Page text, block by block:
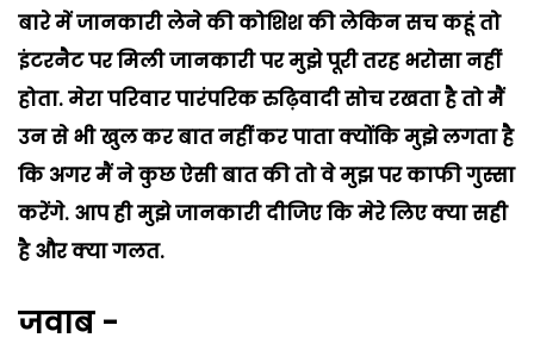
बारे में जानकारी लेने की कोशिश की लेकिन सच कहूं तो
इंटरनैट पर मिली जानकारी पर मुझे पूरी तरह भरोसा नहीं
होता. मेरा परिवार पारंपरिक रुढ़िवादी सोच रखता है तो मैं
उन से भी खुल कर बात नहीं कर पाता क्योंकि मुझे लगता है
कि अगर मैं ने कुछ ऐसी बात की तो वे मुझ पर काफी गुस्सा
करेंगे. आप ही मुझे जानकारी दीजिए कि मेरे लिए क्या सही
है और क्या गलत.
जवाब -